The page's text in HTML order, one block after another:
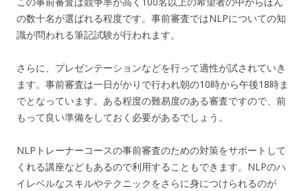
の数十名が選ばれる程度です。事前審査ではNLPについての知
識が問われる筆記試験が行われます。
さらに、プレゼンテーションなどを行って適性が試されていき
ます。事前審査は一日がかりで行われ朝の10時から午後18時ま
でとなっています。ある程度の難易度のある審査ですので、前
もって良い準備をしておく必要があるでしょう。
NLPトレーナーコースの事前審査のための対策をサポートして
くれる講座などもあるので利用することもできます。NLPのハ
イレベルなスキルやテクニックをさらに身につけられるのが